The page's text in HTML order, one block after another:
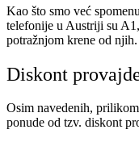
Kao što smo već
telefonije u Austriji su
potražnjom krene od njih.
Diskont
Osim navedenih,
ponude od tzv. diskont